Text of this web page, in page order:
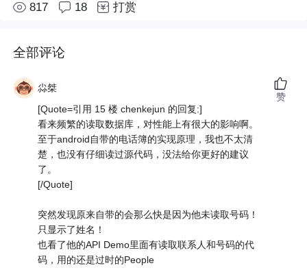
817 18 打赏
全部评论
尛桀
[Quote=引用 15 楼 chenkejun 的回复:]
看来频繁的读取数据库，对性能上有很大的影响啊。
至于android自带的电话簿的实现原理，我也不太清
楚，也没有仔细读过源代码，没法给你更好的建议
了。
[/Quote]
突然发现原来自带的会那么快是因为他未读取号码！
只显示了姓名！
也看了他的API Demo里面有读取联系人和号码的代
码，用的还是过时的People
赞